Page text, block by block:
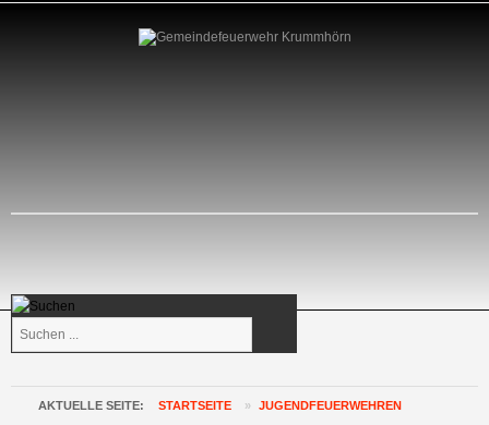
AKTUELLE SEITE: STARTSEITE » JUGENDFEUERWEHREN